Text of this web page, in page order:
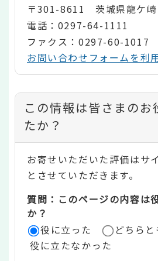
〒301-8611 茨城県龍ケ
電話：0297-64-1111
ファクス：0297-60-1017
お問い合わせフォームを利
コ
ン
テ
ン
ツ
評
価
この情報は皆さまのお
たか？
お寄せいただいた評価はサ
とさせていただきます。
質問：このページの内容は
か？
役に立った
どちら
役に立たなかった